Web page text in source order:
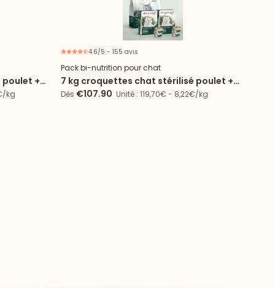
+
kg
4.6/5 - 155 avis
Pack bi-nutrition pour chat
7 kg croquettes chat stérilisé poulet +
72 boîtes de mousse
Dès €107.90 Unité : 119,70€ - 8,22€/kg